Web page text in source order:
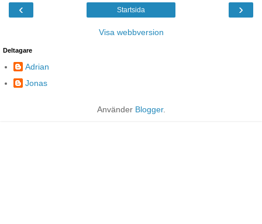
‹ ›
Startsida
Visa webbversion
Deltagare
Adrian
Jonas
Använder Blogger.